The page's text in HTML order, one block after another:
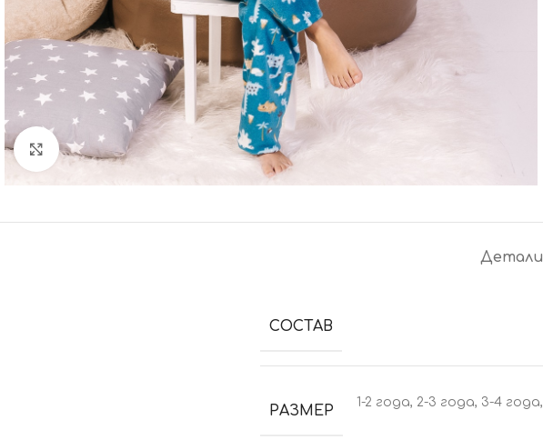
Нажмите, чтобы увеличить
Детали
СОСТАВ
РАЗМЕР 1-2 года, 2-3 года, 3-4 года,